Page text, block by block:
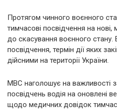
Протягом чинного воєнного
тимчасові посвідчення на
до скасування воєнного стану.
посвідчення, термін дії яких
дійсними на території України.
МВС наголошує на важливості
посвідчень водія на оновлені
щодо медичних довідок